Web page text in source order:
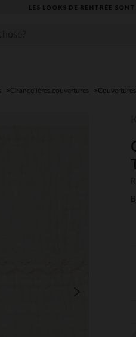
LES LOOKS DE RENTRÉE SONT
Chancelières,couvertures Couvertures